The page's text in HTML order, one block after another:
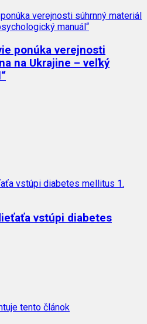
ponúka verejnosti
na Ukrajine – veľký
vstúpi diabetes
tento článok